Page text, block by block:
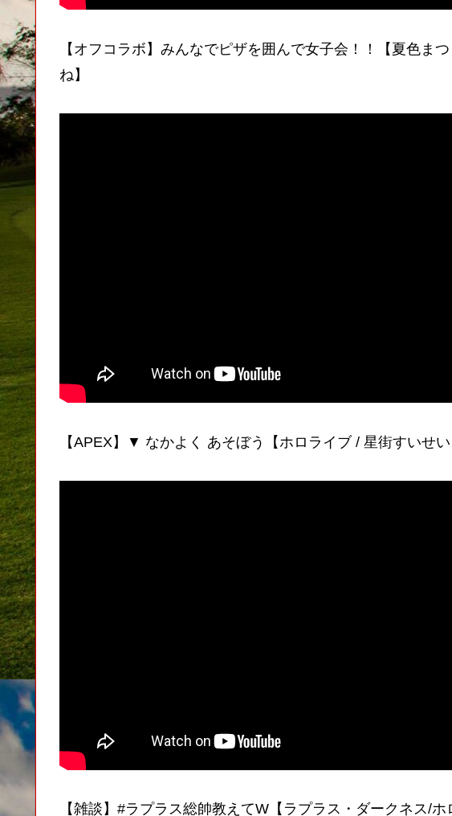
【オフコラボ】みんなでピザを囲んで女子会！！【夏色ま
ね】
【APEX】▼ なかよく あそぼう【ホロライブ / 星街すいせい
【雑談】#ラプラス総帥教えてW【ラプラス・ダークネス/ホ